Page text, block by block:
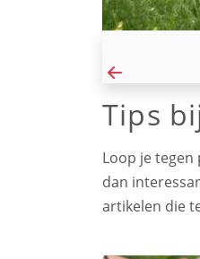
Tips
Loop je
dan
artikelen die